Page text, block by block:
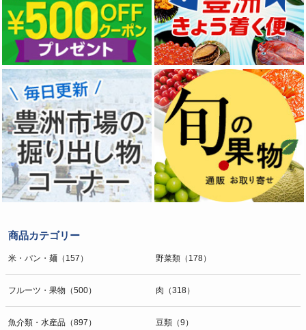
商品カテゴリー
米・パン・麺（157） 野菜類（178）
フルーツ・果物（500） 肉（318）
魚介類・水産品（897） 豆類（9）